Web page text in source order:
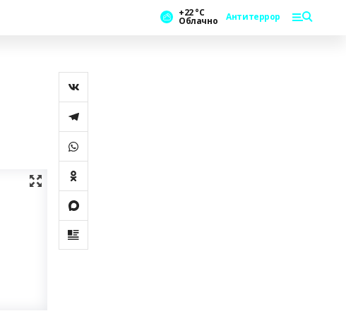
+22 °С
Облачно Антитеррор